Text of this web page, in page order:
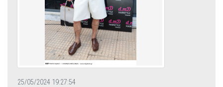
25/05/2024 19:27:54